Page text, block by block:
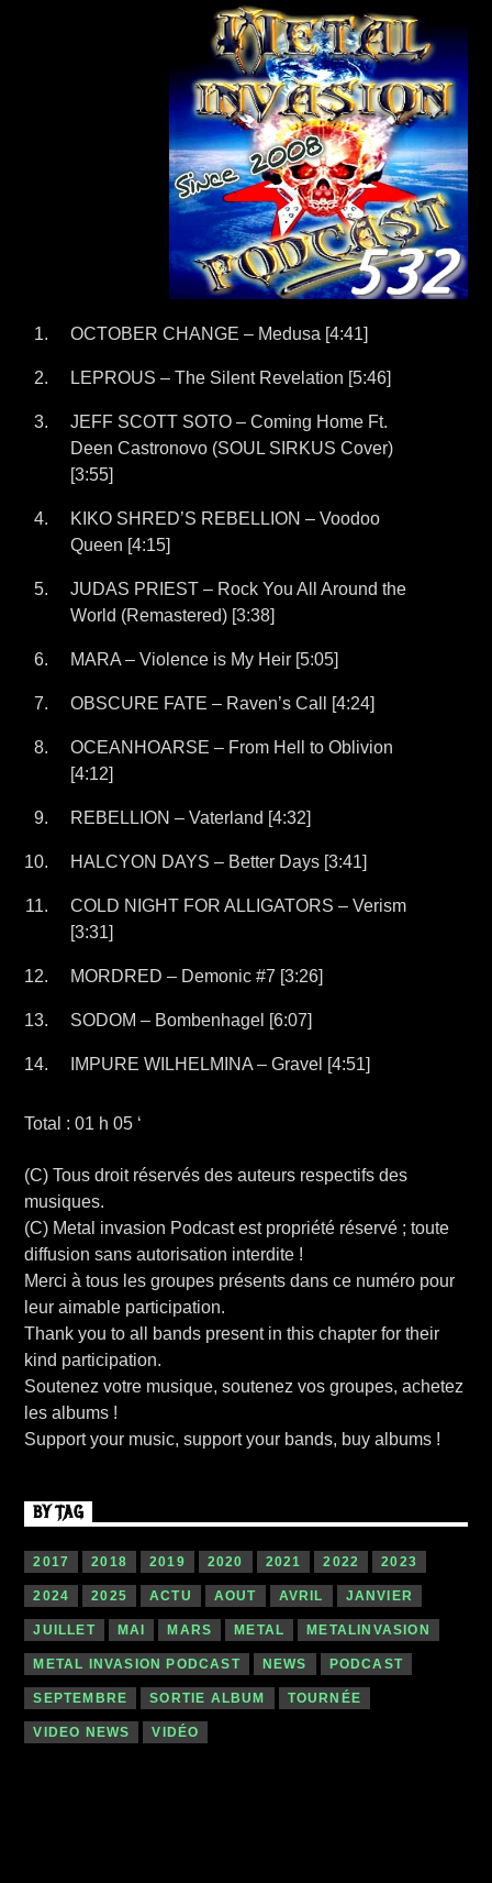
OCTOBER CHANGE – Medusa [4:41]
LEPROUS – The Silent Revelation [5:46]
JEFF SCOTT SOTO – Coming Home Ft.
Deen Castronovo (SOUL SIRKUS Cover)
[3:55]
KIKO SHRED’S REBELLION – Voodoo
Queen [4:15]
JUDAS PRIEST – Rock You All Around the
World (Remastered) [3:38]
MARA – Violence is My Heir [5:05]
OBSCURE FATE – Raven’s Call [4:24]
OCEANHOARSE – From Hell to Oblivion
[4:12]
REBELLION – Vaterland [4:32]
HALCYON DAYS – Better Days [3:41]
COLD NIGHT FOR ALLIGATORS – Verism
[3:31]
MORDRED – Demonic #7 [3:26]
SODOM – Bombenhagel [6:07]
IMPURE WILHELMINA – Gravel [4:51]
Total : 01 h 05 ‘
(C) Tous droit réservés des auteurs respectifs des
musiques.
(C) Metal invasion Podcast est propriété réservé ; toute
diffusion sans autorisation interdite !
Merci à tous les groupes présents dans ce numéro pour
leur aimable participation.
Thank you to all bands present in this chapter for their
kind participation.
Soutenez votre musique, soutenez vos groupes, achetez
les albums !
Support your music, support your bands, buy albums !
BY TAG
2017 2018 2019 2020 2021 2022 2023
2024 2025 ACTU AOUT AVRIL JANVIER
JUILLET MAI MARS METAL METALINVASION
METAL INVASION PODCAST NEWS PODCAST
SEPTEMBRE SORTIE ALBUM TOURNÉE
VIDEO NEWS VIDÉO